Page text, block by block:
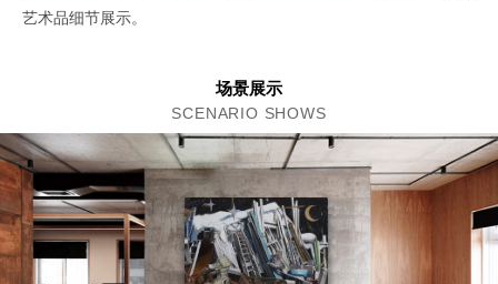
艺术品细节展示。
场景展示
SCENARIO SHOWS